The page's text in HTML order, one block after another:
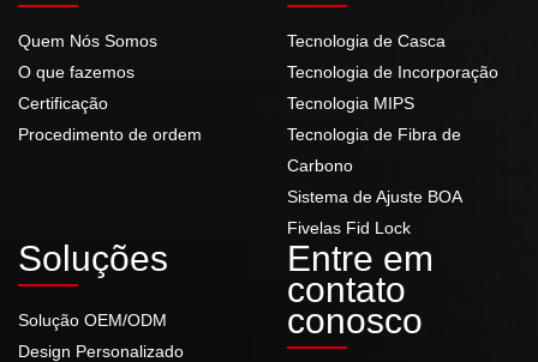
Quem Nós Somos
O que fazemos
Certificação
Procedimento de ordem
Tecnologia de Casca
Tecnologia de Incorporação
Tecnologia MIPS
Tecnologia de Fibra de
Carbono
Sistema de Ajuste BOA
Fivelas Fid Lock
Soluções
Solução OEM/ODM
Design Personalizado
Entre em
contato
conosco